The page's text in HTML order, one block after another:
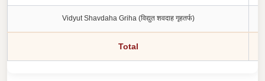
Vidyut Shavdaha Griha (विद्युत शवदाह गृहतर्फ)
Total